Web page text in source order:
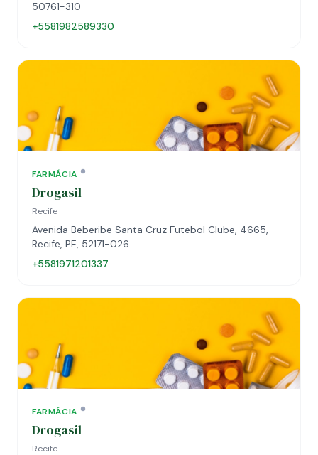
50761-310
+5581982589330
FARMÁCIA
Drogasil
Recife
Avenida Beberibe Santa Cruz Futebol Clube, 4665,
Recife, PE, 52171-026
+5581971201337
FARMÁCIA
Drogasil
Recife